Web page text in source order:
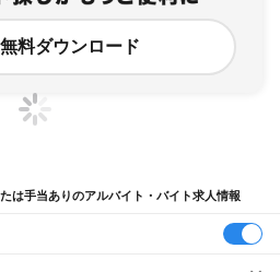
料ダウンロード
は手当ありのアルバイト・バイト求人情報